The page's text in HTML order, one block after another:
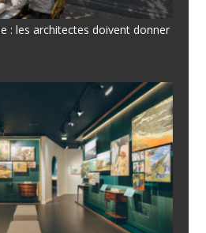
: les architectes doivent donner